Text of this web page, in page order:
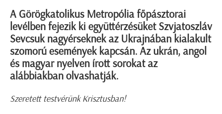
A Görögkatolikus Metropólia főpásztorai
levélben fejezik ki együttérzésüket Szvjatoszláv
Sevcsuk nagyérseknek az Ukrajnában kialakult
szomorú események kapcsán. Az ukrán, angol
és magyar nyelven írott sorokat az
alábbiakban olvashatják.
Szeretett testvérünk Krisztusban!